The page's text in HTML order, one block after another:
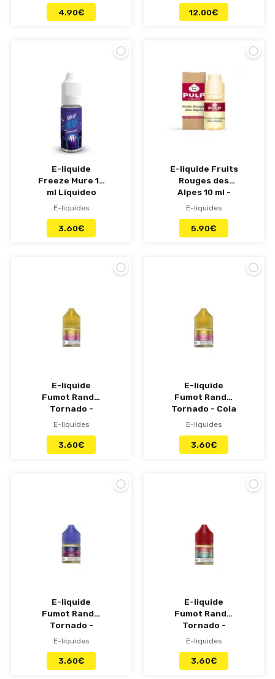
4.90€ 12.00€
E-liquide
Freeze Mure 10
ml Liquideo
Evolution
E-liquides
3.60€
E-liquide Fruits
Rouges des
Alpes 10 ml -
Pulp
E-liquides
5.90€
E-liquide
Fumot RandM
Tornado -
Cerise 10ml
E-liquides
3.60€
E-liquide
Fumot RandM
Tornado - Cola
Cerise 10ml
E-liquides
3.60€
E-liquide
Fumot RandM
Tornado -
Myrtille Cerise
Canneberge
10ml
E-liquides
3.60€
E-liquide
Fumot RandM
Tornado -
Pêche Fruits
des Bois 10ml
E-liquides
3.60€